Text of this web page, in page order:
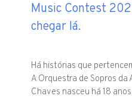
Music Contest
chegar lá.
Há histórias que
A Orquestra de Sopros da
Chaves nasceu há 18